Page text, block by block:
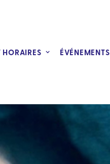
HORAIRES ÉVÉNEMENTS